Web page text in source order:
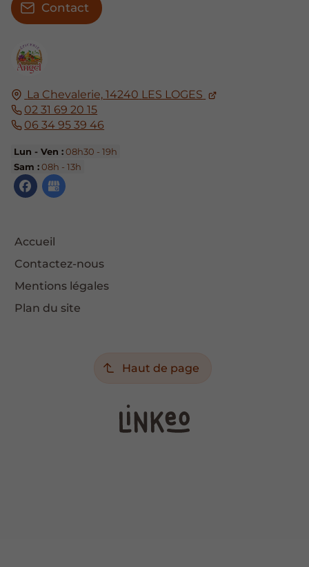
La Chevalerie, 14240 LES LOGES
02 31 69 20 15
06 34 95 39 46
Lun - Ven :08h30 - 19h
Sam :08h - 13h
Accueil
Contactez-nous
Mentions légales
Plan du site
Contact
Haut de page